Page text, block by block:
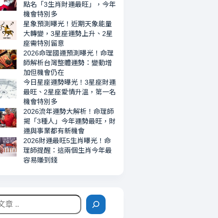
機
特
別
多
點名「3生肖財運最旺」，今年
機會特別多
星象預測曝光！近期天象能量
大轉變，3星座運勢上升、2星
座需特別留意
2026命理國運預測曝光！命理
師解析台灣整體運勢：變動增
加但機會仍在
今日星座運勢曝光！3星座財運
最旺、2星座愛情升溫，第一名
機會特別多
2026流年運勢大解析！命理師
揭「3種人」今年運勢最旺，財
運與事業都有新機會
2026財運最旺5生肖曝光！命
理師提醒：這兩個生肖今年最
容易賺到錢